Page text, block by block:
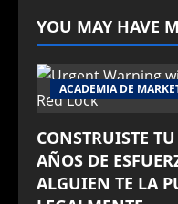
YOU MAY HAVE
ACADEMIA DE
CONSTRUISTE
AÑOS DE
ALGUIEN TE LA